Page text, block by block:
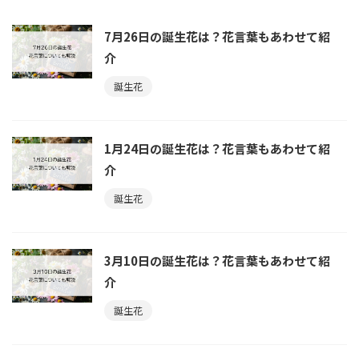
7月26日の誕生花は？花言葉もあわせて紹
介
誕生花
1月24日の誕生花は？花言葉もあわせて紹
介
誕生花
3月10日の誕生花は？花言葉もあわせて紹
介
誕生花